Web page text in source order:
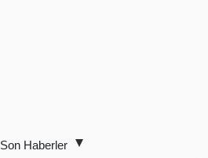
Son Haberler